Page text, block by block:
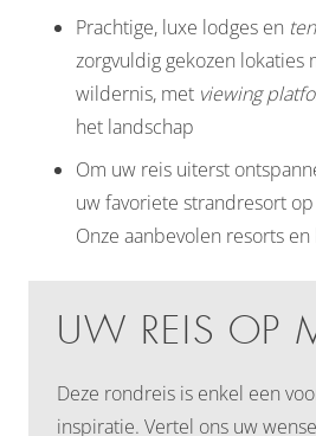
Prachtige, luxe lodges en
zorgvuldig gekozen lokaties
wildernis, met viewing
het landschap
Om uw reis uiterst
uw favoriete strandresort op
Onze aanbevolen resorts
UW REIS OP
Deze rondreis is enkel een
inspiratie. Vertel ons uw